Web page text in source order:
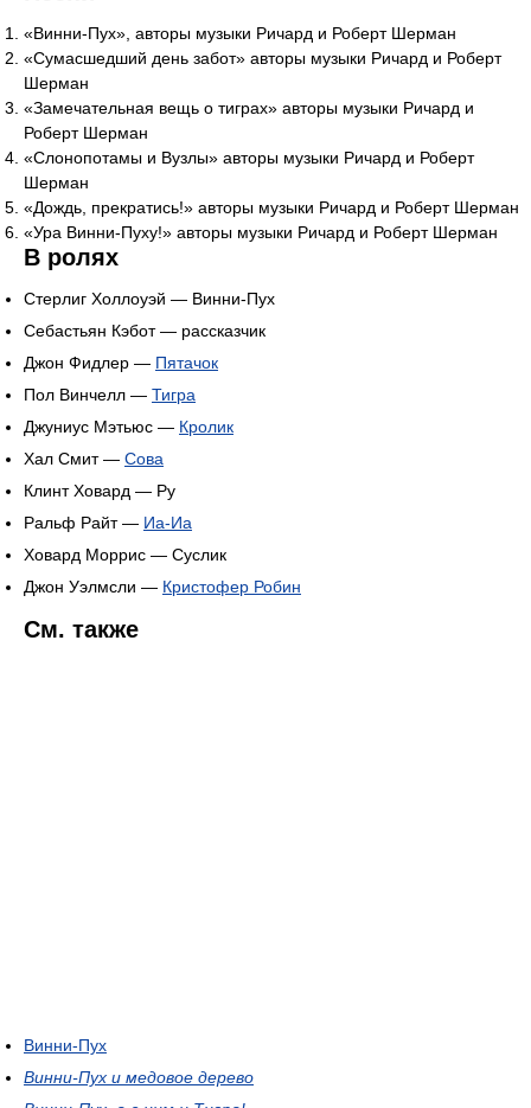
«Винни-Пух», авторы музыки Ричард и Роберт Шерман
«Сумасшедший день забот» авторы музыки Ричард и Роберт
Шерман
«Замечательная вещь о тиграх» авторы музыки Ричард и
Роберт Шерман
«Слонопотамы и Вузлы» авторы музыки Ричард и Роберт
Шерман
«Дождь, прекратись!» авторы музыки Ричард и Роберт Шерман
«Ура Винни-Пуху!» авторы музыки Ричард и Роберт Шерман
В ролях
Стерлиг Холлоуэй — Винни-Пух
Себастьян Кэбот — рассказчик
Джон Фидлер — Пятачок
Пол Винчелл — Тигра
Джуниус Мэтьюс — Кролик
Хал Смит — Сова
Клинт Ховард — Ру
Ральф Райт — Иа-Иа
Ховард Моррис — Суслик
Джон Уэлмсли — Кристофер Робин
См. также
Винни-Пух
Винни-Пух и медовое дерево